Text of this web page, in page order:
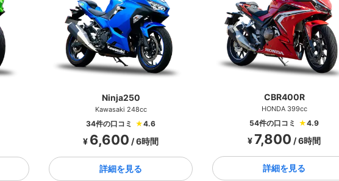
Ninja250
Kawasaki 248cc
34件の口コミ ★4.6
¥ 6,600 / 6時間
詳細を見る
CBR400R
HONDA 399cc
54件の口コミ ★4.9
¥7,800 / 6時間
詳細を見る